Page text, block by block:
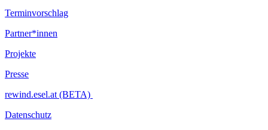
Terminvorschlag
Partner*innen
Projekte
Presse
rewind.esel.at (BETA)
Datenschutz